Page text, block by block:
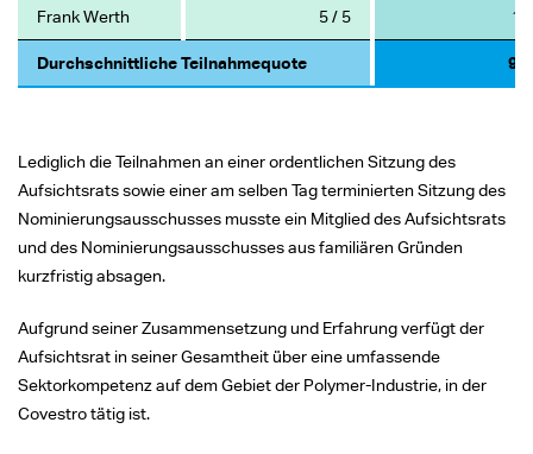
Frank Werth 5 / 5
Durchschnittliche Teilnahmequote
Lediglich die Teilnahmen an einer ordentlichen Sitzung des
Aufsichtsrats sowie einer am selben Tag terminierten Sitzung des
Nominierungsausschusses musste ein Mitglied des Aufsichtsrats
und des Nominierungsausschusses aus familiären Gründen
kurzfristig absagen.
Aufgrund seiner Zusammensetzung und Erfahrung verfügt der
Aufsichtsrat in seiner Gesamtheit über eine umfassende
Sektorkompetenz auf dem Gebiet der Polymer-Industrie, in der
Covestro tätig ist.